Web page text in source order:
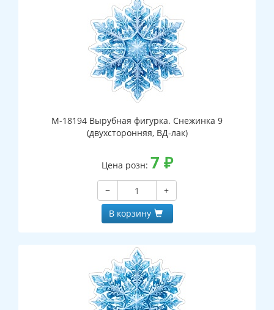
М-18194 Вырубная фигурка. Снежинка 9
(двухсторонняя, ВД-лак)
Цена розн: 7 ₽
−
+
В корзину